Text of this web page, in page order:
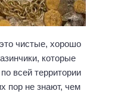
чистые, хорошо
которые
всей территории
пор не знают, чем